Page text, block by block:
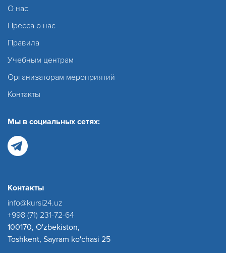
О нас
Пресса о нас
Правила
Учебным центрам
Организаторам мероприятий
Контакты
Мы в социальных сетях:
Контакты
info@kursi24.uz
+998 (71) 231-72-64
100170, O'zbekiston,
Toshkent, Sayram ko'chasi 25